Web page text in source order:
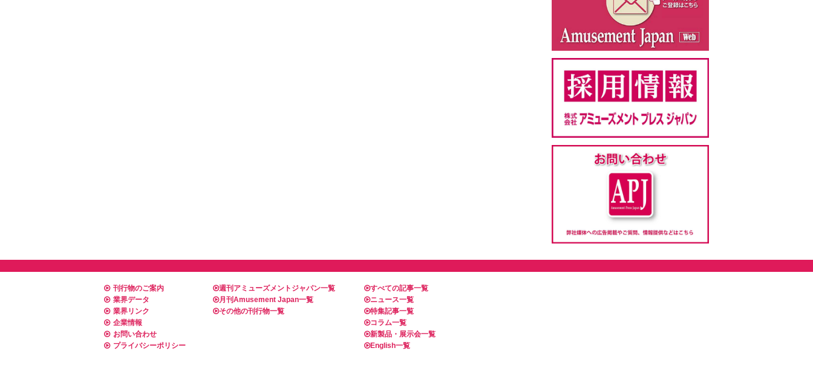
刊行物のご案内
業界データ
業界リンク
企業情報
お問い合わせ
プライバシーポリシー
週刊アミューズメントジャパン一覧
月刊Amusement Japan一覧
その他の刊行物一覧
すべての記事一覧
ニュース一覧
特集記事一覧
コラム一覧
新製品・展示会一覧
English一覧